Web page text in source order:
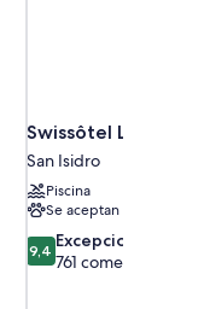
Swissôtel Lima
San Isidro
Piscina
Se aceptan mascotas
9.4
sobre
9,4 Excepcional
761 comentarios